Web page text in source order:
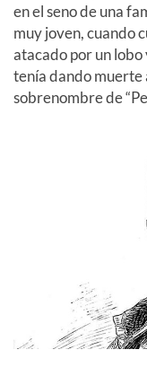
en el seno de una
muy joven, cuando
atacado por un lobo
tenía dando muerte
sobrenombre de